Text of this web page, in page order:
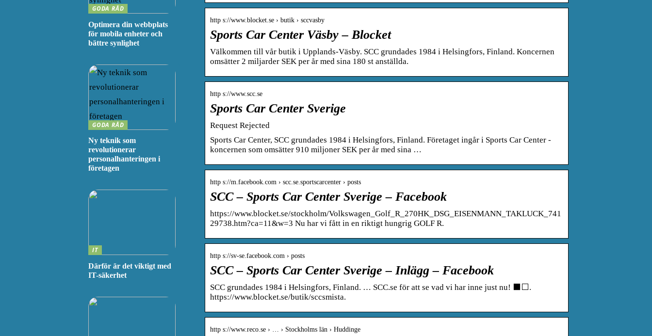
http s://www.blocket.se › butik › sccvasby
Sports Car Center Väsby – Blocket
Välkommen till vår butik i Upplands-Väsby. SCC grundades 1984 i Helsingfors, Finland. Koncernen
omsätter 2 miljarder SEK per år med sina 180 st anställda.
http s://www.scc.se
Sports Car Center Sverige
Request Rejected
Sports Car Center, SCC grundades 1984 i Helsingfors, Finland. Företaget ingår i Sports Car Center -
koncernen som omsätter 910 miljoner SEK per år med sina …
http s://m.facebook.com › scc.se.sportscarcenter › posts
SCC – Sports Car Center Sverige – Facebook
https://www.blocket.se/stockholm/Volkswagen_Golf_R_270HK_DSG_EISENMANN_TAKLUCK_741
29738.htm?ca=11&w=3 Nu har vi fått in en riktigt hungrig GOLF R.
http s://sv-se.facebook.com › posts
SCC – Sports Car Center Sverige – Inlägg – Facebook
SCC grundades 1984 i Helsingfors, Finland. … SCC.se för att se vad vi har inne just nu! ⬛️⬜️.
https://www.blocket.se/butik/sccsmista.
http s://www.reco.se › … › Stockholms län › Huddinge
GODA RÅD
Optimera din webbplats
för mobila enheter och
bättre synlighet
GODA RÅD
Ny teknik som
revolutionerar
personalhanteringen i
företagen
IT
Därför är det viktigt med
IT-säkerhet